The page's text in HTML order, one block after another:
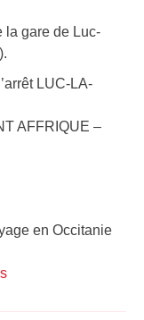
la gare de Luc-
LUC-LA-
AFFRIQUE –
en Occitanie